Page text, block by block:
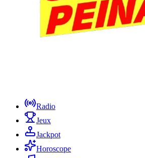
Radio
Jeux
Jackpot
Horoscope